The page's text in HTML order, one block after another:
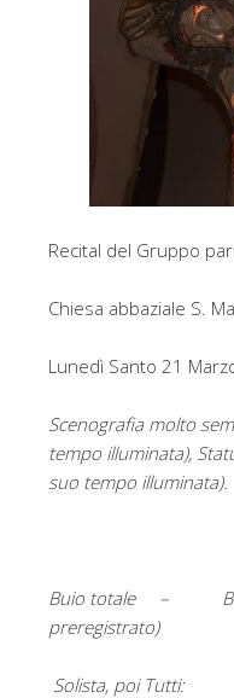
Recital del Gruppo
Chiesa abbaziale S.
Lunedì Santo 21
Scenografia molto
tempo illuminata),
suo tempo illuminata).
Buio totale –
preregistrato)
Solista, poi Tutti: